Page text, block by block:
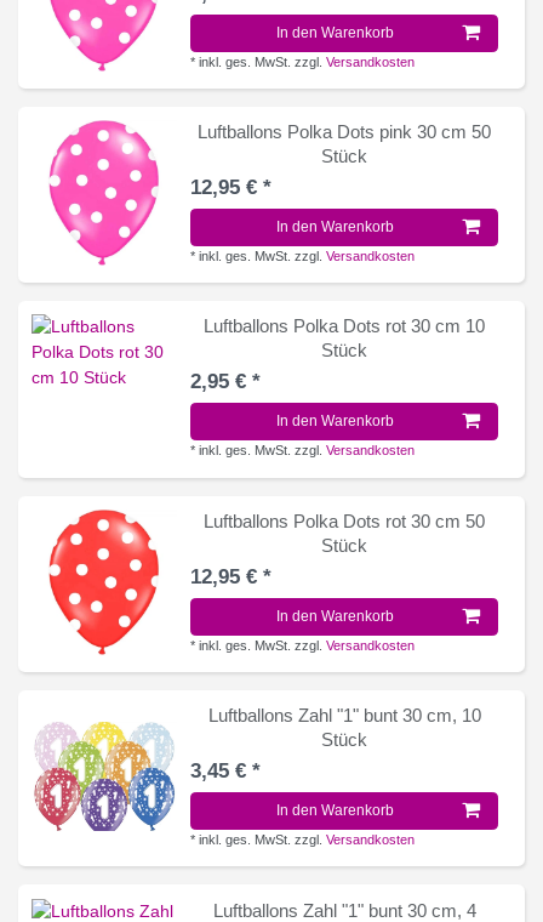
In den Warenkorb
*inkl. ges. MwSt. zzgl.Versandkosten
Luftballons Polka Dots pink 30 cm 50
Stück
12,95 € *
In den Warenkorb
*inkl. ges. MwSt. zzgl.Versandkosten
Luftballons Polka Dots rot 30 cm 10
Stück
2,95 € *
In den Warenkorb
*inkl. ges. MwSt. zzgl.Versandkosten
Luftballons Polka Dots rot 30 cm 50
Stück
12,95 € *
In den Warenkorb
*inkl. ges. MwSt. zzgl.Versandkosten
Luftballons Zahl "1" bunt 30 cm, 10
Stück
3,45 € *
In den Warenkorb
*inkl. ges. MwSt. zzgl.Versandkosten
Luftballons Zahl "1" bunt 30 cm, 4